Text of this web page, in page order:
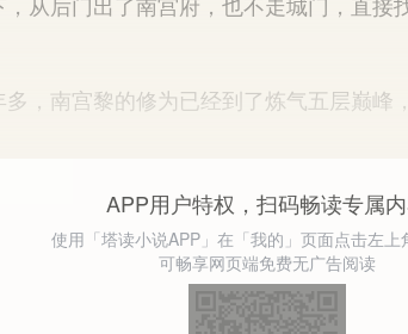
后门出了南宫府，也不走城门，直接
南宫黎的修为已经到了炼气五层巅峰
APP用户特权，扫码畅读专属
使用「塔读小说APP」在「我的」页面点击左上
可畅享网页端免费无广告阅读